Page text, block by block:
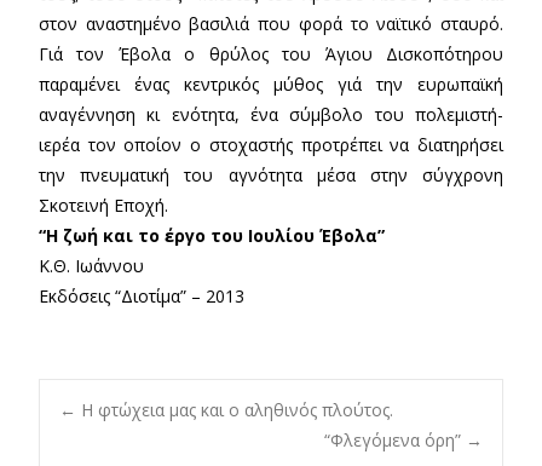
στον αναστημένο βασιλιά που φορά το ναϊτικό σταυρό.
Γιά τον Έβολα ο θρύλος του Άγιου Δισκοπότηρου
παραμένει ένας κεντρικός μύθος γιά την ευρωπαϊκή
αναγέννηση κι ενότητα, ένα σύμβολο του πολεμιστή-
ιερέα τον οποίον ο στοχαστής προτρέπει να διατηρήσει
την πνευματική του αγνότητα μέσα στην σύγχρονη
Σκοτεινή Εποχή.
“Η ζωή και το έργο του Ιουλίου Έβολα”
Κ.Θ. Ιωάννου
Εκδόσεις “Διοτίμα” – 2013
Post
← Η φτώχεια μας και ο αληθινός πλούτος.
“Φλεγόμενα όρη” →